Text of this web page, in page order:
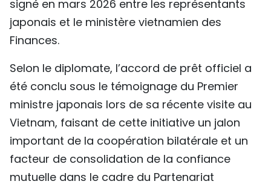
signé en mars 2026 entre les représentants
japonais et le ministère vietnamien des
Finances.
Selon le diplomate, l’accord de prêt officiel a
été conclu sous le témoignage du Premier
ministre japonais lors de sa récente visite au
Vietnam, faisant de cette initiative un jalon
important de la coopération bilatérale et un
facteur de consolidation de la confiance
mutuelle dans le cadre du Partenariat